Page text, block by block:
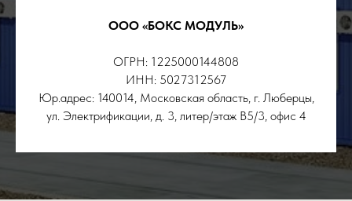
ООО «БОКС МОДУЛЬ»
ОГРН: 1225000144808
ИНН: 5027312567
Юр.адрес: 140014, Московская область, г. Люберцы,
ул. Электрификации, д. 3, литер/этаж В5/3, офис 4